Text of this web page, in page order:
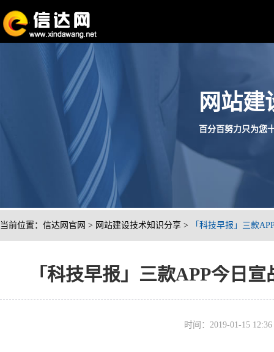
网站建
百分百努力只为您
当前位置： 信达网官网 > 网站建设技术知识分享 > 「科技早报」三款
「科技早报」三款APP今日
时间：2019-01-15